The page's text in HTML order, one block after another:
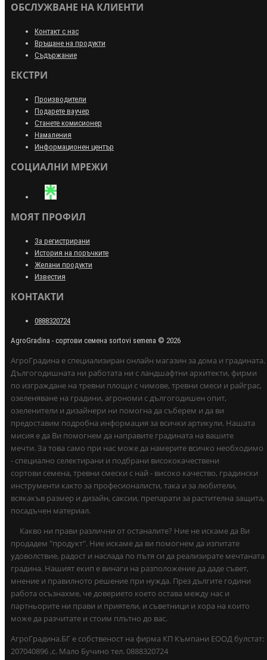
ОБСЛУЖВАНЕ НА КЛИЕНТИ
Контакт с нас
Връщане на продукти
Съдържание
ЕКСТРИ
Производители
Подарете ваучер
Станете комисионер
Намаления
Информационен център
СОЦИАЛНИ МРЕЖИ
МОЯТ ПРОФИЛ
За регистрирани
История на поръчките
Желани продукти
Известия
КОНТАКТИ
0888320724
AgroGradina - сортови семена sortovi semena © 2026
АгроГрадина е специализиран онлайн магазин за дома и градината.
Дългогодишната ни работата ни с ландшафтни архитекти, фирми
по изграждане на тревни площи с чимове, тревни смеси и райграс,
озеленяване на градини, агрономи с дългогодишен опит,
озеленители и дизайнери ни помогна да съберем и да ви
предоставим подробна информация за всички артикули. Нашата
мисия е да Ви помогнем да направите градината на вашите
мечти. За това само при нас може да намерите всичко необходимо
- специално селектирани и подбрани висококачествени
сортови семена, тревни смески с най - високо качество, градински
инструменти както за професионалисти, така и за любители,
всякакъв размер и дизайн, саксии, препарати за растителна защита,
посадъчен материал.
Какво ни прави различни от останалите? Ние не искаме да Ви
продадем "продукт". Ние искаме да ви помогнем да изпитате
удоволствие, радост и наслада по пътя си да реализирате мечтаната
градина. Нашият екип е винаги на разположение да даде съвет,
мнение и правилното решение при нужда. През дългите години
работа осъзнахме, че доверието което остава между нас и
партньорите ни прави и приятели, и съветници и хора на които
може да разчитате и стоим плътно до вас.
АгроГрадина.БГ е собственост на фирма КП Къмпани ЕООД булстат:
207040896 ,с. Мало Бучино тел. 0888320724